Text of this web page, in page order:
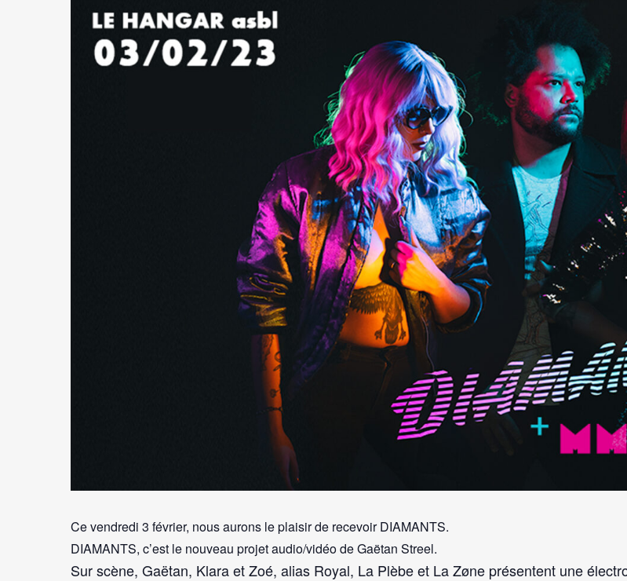
Ce vendredi 3 février, nous aurons le plaisir de recevoir DIAMANTS.
DIAMANTS, c’est le nouveau projet audio/vidéo de Gaëtan Streel.
Sur scène, Gaëtan, Klara et Zoé, alias Royal, La Plèbe et La Zøne présentent une